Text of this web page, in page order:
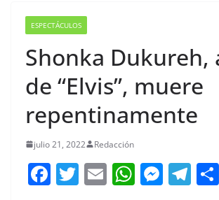
ESPECTÁCULOS
Shonka Dukureh,
de “Elvis”, muere
repentinamente
julio 21, 2022 Redacción
F T E W M T